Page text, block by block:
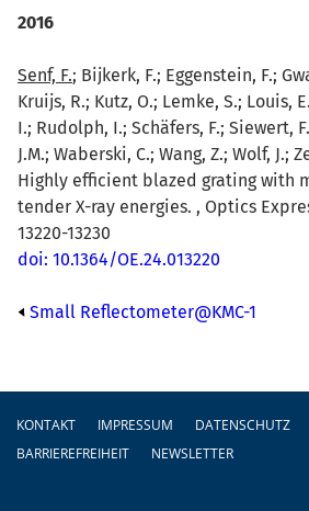
2016
Senf, F.; Bijkerk, F.; Eggenstein, F.;
Kruijs, R.; Kutz, O.; Lemke, S.; Louis,
I.; Rudolph, I.; Schäfers, F.; Siewert,
J.M.; Waberski, C.; Wang, Z.; Wolf, J.;
Highly efficient blazed grating with
tender X-ray energies. , Optics
13220-13230
doi: 10.1364/OE.24.013220
Small Reflectometer@KMC-1
Fußzeile
KONTAKT IMPRESSUM DATENSCHUTZ
BARRIEREFREIHEIT
NEWSLETTER